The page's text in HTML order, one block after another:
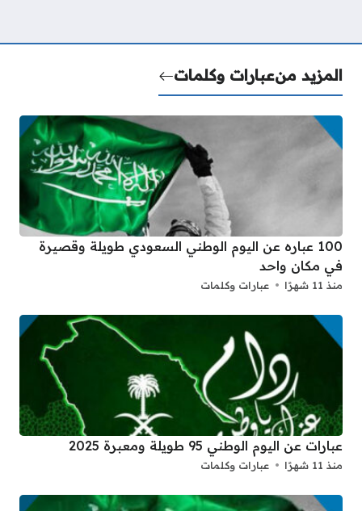
المزيد منعبارات وكلمات
100 عباره عن اليوم الوطني السعودي طويلة وقصيرة
في مكان واحد
منذ 11 شهرًا عبارات وكلمات
عبارات عن اليوم الوطني 95 طويلة ومعبرة 2025
منذ 11 شهرًا عبارات وكلمات